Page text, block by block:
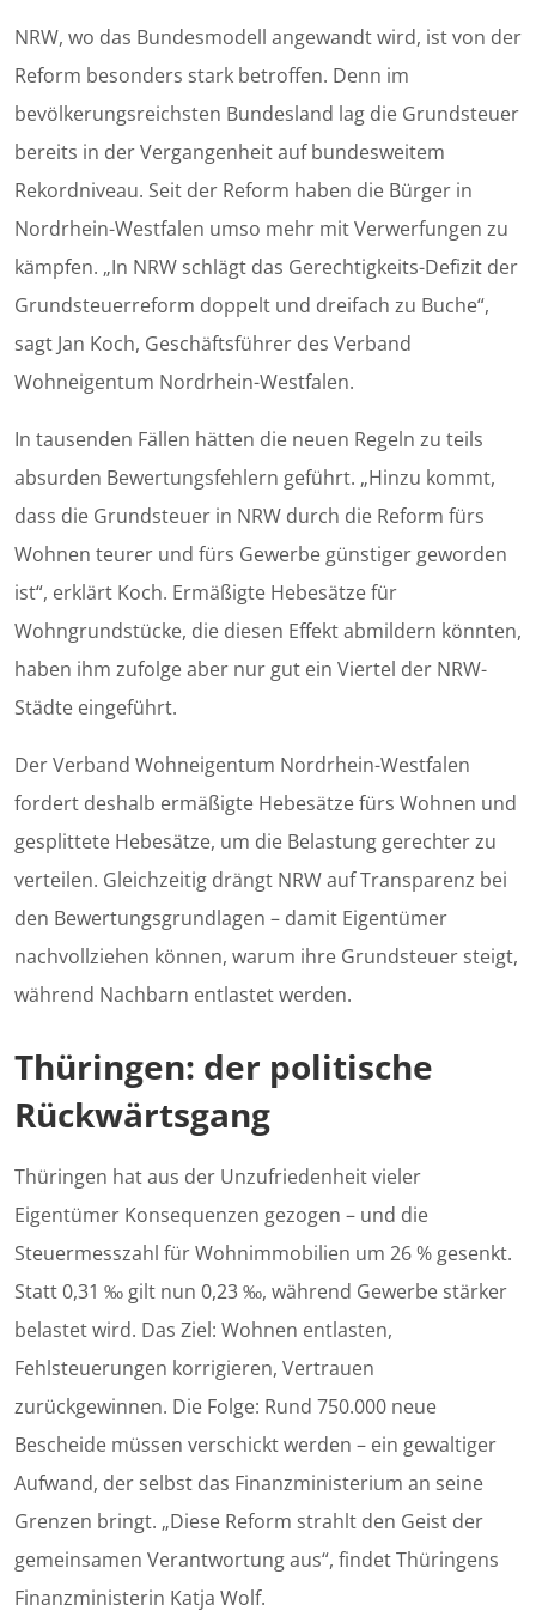
NRW, wo das Bundesmodell angewandt wird, ist von der
Reform besonders stark betroffen. Denn im
bevölkerungsreichsten Bundesland lag die Grundsteuer
bereits in der Vergangenheit auf bundesweitem
Rekordniveau. Seit der Reform haben die Bürger in
Nordrhein-Westfalen umso mehr mit Verwerfungen zu
kämpfen. „In NRW schlägt das Gerechtigkeits-Defizit der
Grundsteuerreform doppelt und dreifach zu Buche“,
sagt Jan Koch, Geschäftsführer des Verband
Wohneigentum Nordrhein-Westfalen.
In tausenden Fällen hätten die neuen Regeln zu teils
absurden Bewertungsfehlern geführt. „Hinzu kommt,
dass die Grundsteuer in NRW durch die Reform fürs
Wohnen teurer und fürs Gewerbe günstiger geworden
ist“, erklärt Koch. Ermäßigte Hebesätze für
Wohngrundstücke, die diesen Effekt abmildern könnten,
haben ihm zufolge aber nur gut ein Viertel der NRW-
Städte eingeführt.
Der Verband Wohneigentum Nordrhein-Westfalen
fordert deshalb ermäßigte Hebesätze fürs Wohnen und
gesplittete Hebesätze, um die Belastung gerechter zu
verteilen. Gleichzeitig drängt NRW auf Transparenz bei
den Bewertungsgrundlagen – damit Eigentümer
nachvollziehen können, warum ihre Grundsteuer steigt,
während Nachbarn entlastet werden.
Thüringen: der politische
Rückwärtsgang
Thüringen hat aus der Unzufriedenheit vieler
Eigentümer Konsequenzen gezogen – und die
Steuermesszahl für Wohnimmobilien um 26 % gesenkt.
Statt 0,31 ‰ gilt nun 0,23 ‰, während Gewerbe stärker
belastet wird. Das Ziel: Wohnen entlasten,
Fehlsteuerungen korrigieren, Vertrauen
zurückgewinnen. Die Folge: Rund 750.000 neue
Bescheide müssen verschickt werden – ein gewaltiger
Aufwand, der selbst das Finanzministerium an seine
Grenzen bringt. „Diese Reform strahlt den Geist der
gemeinsamen Verantwortung aus“, findet Thüringens
Finanzministerin Katja Wolf.